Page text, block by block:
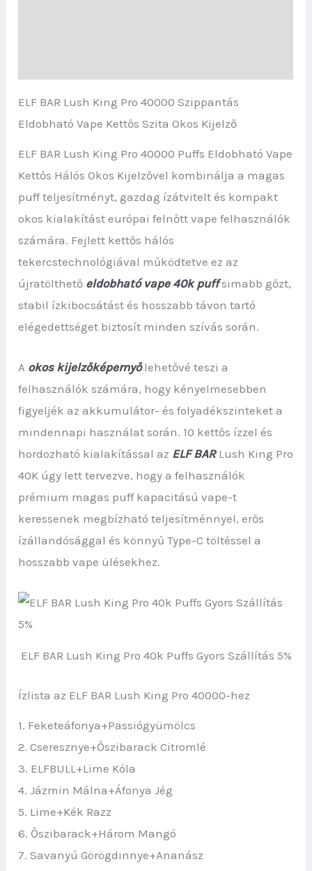
ELF BAR Lush King Pro 40000 Szippantás
Eldobható Vape Kettős Szita Okos Kijelző
ELF BAR Lush King Pro 40000 Puffs Eldobható Vape
Kettős Hálós Okos Kijelzővel kombinálja a magas
puff teljesítményt, gazdag ízátvitelt és kompakt
okos kialakítást európai felnőtt vape felhasználók
számára. Fejlett kettős hálós
tekercstechnológiával működtetve ez az
újratölthető eldobható vape 40k puffsimabb gőzt,
stabil ízkibocsátást és hosszabb távon tartó
elégedettséget biztosít minden szívás során.
A okos kijelzőképernyőlehetővé teszi a
felhasználók számára, hogy kényelmesebben
figyeljék az akkumulátor- és folyadékszinteket a
mindennapi használat során. 10 kettős ízzel és
hordozható kialakítással az ELF BAR Lush King Pro
40K úgy lett tervezve, hogy a felhasználók
prémium magas puff kapacitású vape-t
keressenek megbízható teljesítménnyel, erős
ízállandósággal és könnyű Type-C töltéssel a
hosszabb vape ülésekhez.
ELF BAR Lush King Pro 40k Puffs Gyors Szállítás 5%
Ízlista az ELF BAR Lush King Pro 40000-hez
1. Feketeáfonya+Passiógyümölcs
2. Cseresznye+Őszibarack Citromlé
3. ELFBULL+Lime Kóla
4. Jázmin Málna+Áfonya Jég
5. Lime+Kék Razz
6. Őszibarack+Három Mangó
7. Savanyú Görögdinnye+Ananász